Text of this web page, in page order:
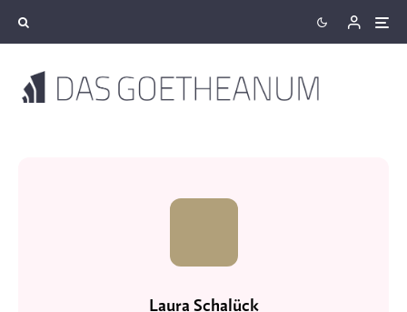
Laura Schalück